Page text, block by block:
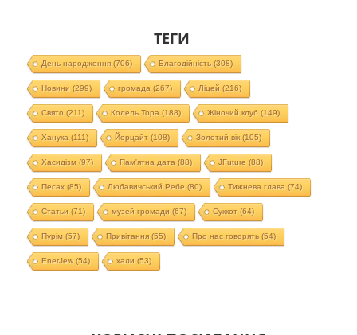
ТЕГИ
День народження(706) Благодійність(308)
Новини (299) громада (267) Ліцей (216)
Свято (211) Колель Тора (188) Жіночий клуб (149)
Ханука (111) Йорцайт (108) Золотий вік(105)
Хасидізм (97) Пам'ятна дата (88) JFuture (88)
Песах(85) Любавичський Ребе (80) Тижнева глава (74)
Статьи (71) музей громади (67) Суккот (64)
Пурім (57) Привітання(55) Про нас говорять(54)
EnerJew(54) хали (53)